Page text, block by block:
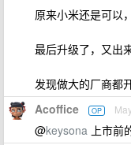
原来小米还是可以
最后升级了，又出
发现做大的厂商都
Acoffice OP
@keysona 上市